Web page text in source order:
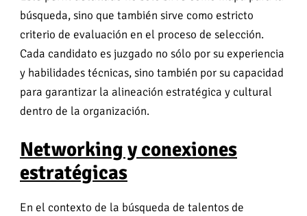
búsqueda, sino que también sirve como estricto
criterio de evaluación en el proceso de selección.
Cada candidato es juzgado no sólo por su experiencia
y habilidades técnicas, sino también por su capacidad
para garantizar la alineación estratégica y cultural
dentro de la organización.
Networking y conexiones
estratégicas
En el contexto de la búsqueda de talentos de